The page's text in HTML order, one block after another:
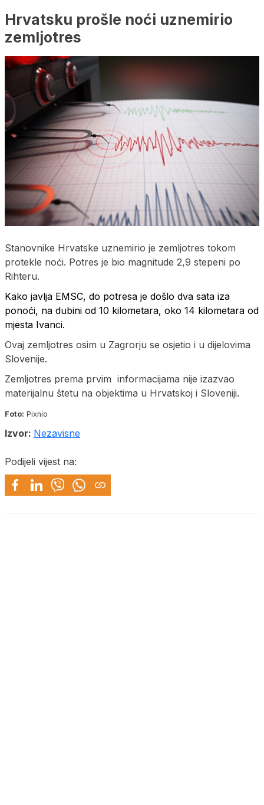
Hrvatsku prošle noći uznemirio
zemljotres
Stanovnike Hrvatske uznemirio je zemljotres tokom
protekle noći. Potres je bio magnitude 2,9 stepeni po
Rihteru.
Kako javlja EMSC, do potresa je došlo dva sata iza
ponoći, na dubini od 10 kilometara, oko 14 kilometara od
mjesta Ivanci.
Ovaj zemljotres osim u Zagrorju se osjetio i u dijelovima
Slovenije.
Zemljotres prema prvim informacijama nije izazvao
materijalnu štetu na objektima u Hrvatskoj i Sloveniji.
Foto: Pixnio
Izvor: Nezavisne
Podijeli vijest na: